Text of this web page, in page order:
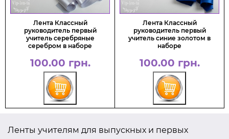
Лента Классный
руководитель первый
учитель серебряные
серебром в наборе
100.00 грн.
Лента Классный
руководитель первый
учитель синие золотом в
наборе
100.00 грн.
Ленты учителям для выпускных и первых